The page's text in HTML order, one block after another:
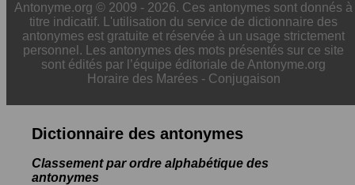
Antonyme.org © 2009 - 2026. Ces antonymes sont donnés à
titre indicatif. L'utilisation du service de dictionnaire des
antonymes est gratuite et réservée à un usage strictement
personnel. Les antonymes des mots présentés sur ce site
sont édités par l’équipe éditoriale de Antonyme.org
Horaire des Marées - Conjugaison
Dictionnaire des antonymes
Classement par ordre alphabétique des
antonymes